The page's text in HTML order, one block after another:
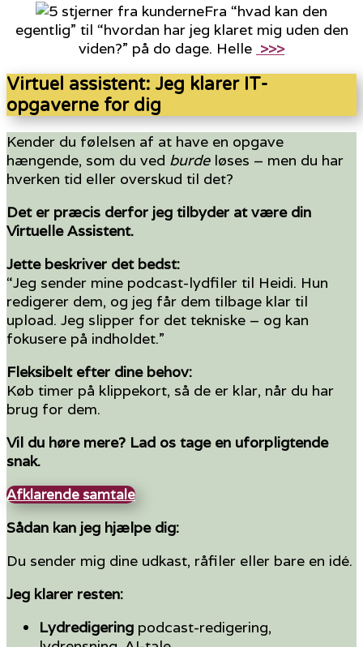
Fra “hvad kan den
egentlig” til “hvordan har jeg klaret mig uden den
viden?” på do dage. Helle >>>
Virtuel assistent: Jeg klarer IT-
opgaverne for dig
Kender du følelsen af at have en opgave
hængende, som du ved burdeløses – men du har
hverken tid eller overskud til det?
Det er præcis derfor jeg tilbyder at være din
Virtuelle Assistent.
Jette beskriver det bedst:
“Jeg sender mine podcast-lydfiler til Heidi. Hun
redigerer dem, og jeg får dem tilbage klar til
upload. Jeg slipper for det tekniske – og kan
fokusere på indholdet.”
Fleksibelt efter dine behov:
Køb timer på klippekort, så de er klar, når du har
brug for dem.
Vil du høre mere? Lad os tage en uforpligtende
snak.
Afklarende samtale
Sådan kan jeg hjælpe dig:
Du sender mig dine udkast, råfiler eller bare en idé.
Jeg klarer resten:
Lydredigering podcast-redigering,